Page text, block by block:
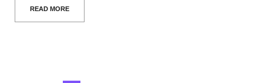
READ MORE